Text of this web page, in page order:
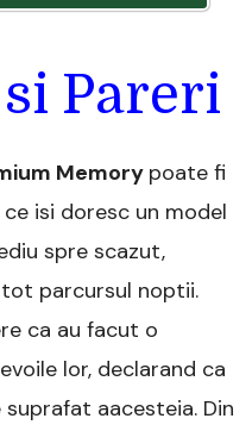
Pareri
Memory poate fi
isi doresc un model
spre scazut,
parcursul noptii.
ca au facut o
lor, declarand ca
aacesteia. Din